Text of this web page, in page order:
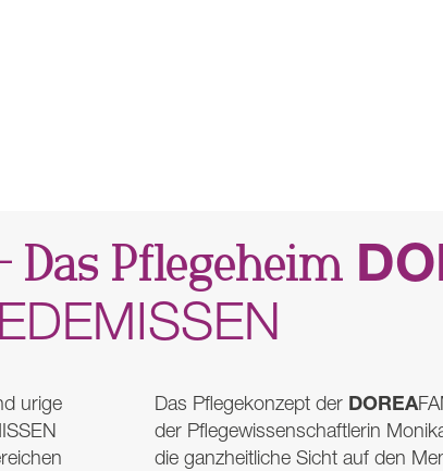
Das Pflegeheim
EDEMISSEN
urige
Das Pflegekonzept der DOREA
der Pflegewissenschaftlerin
die ganzheitliche Sicht auf den